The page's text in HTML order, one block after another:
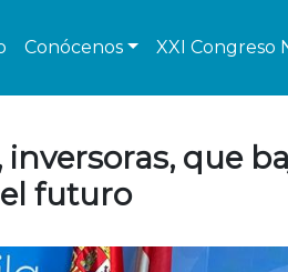
Conócenos XXI Congreso
que
futuro